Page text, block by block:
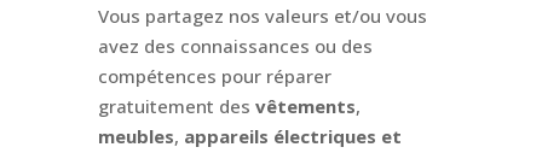
Vous partagez nos valeurs et/ou vous
avez des connaissances ou des
compétences pour réparer
gratuitement des vêtements,
meubles, appareils électriques et